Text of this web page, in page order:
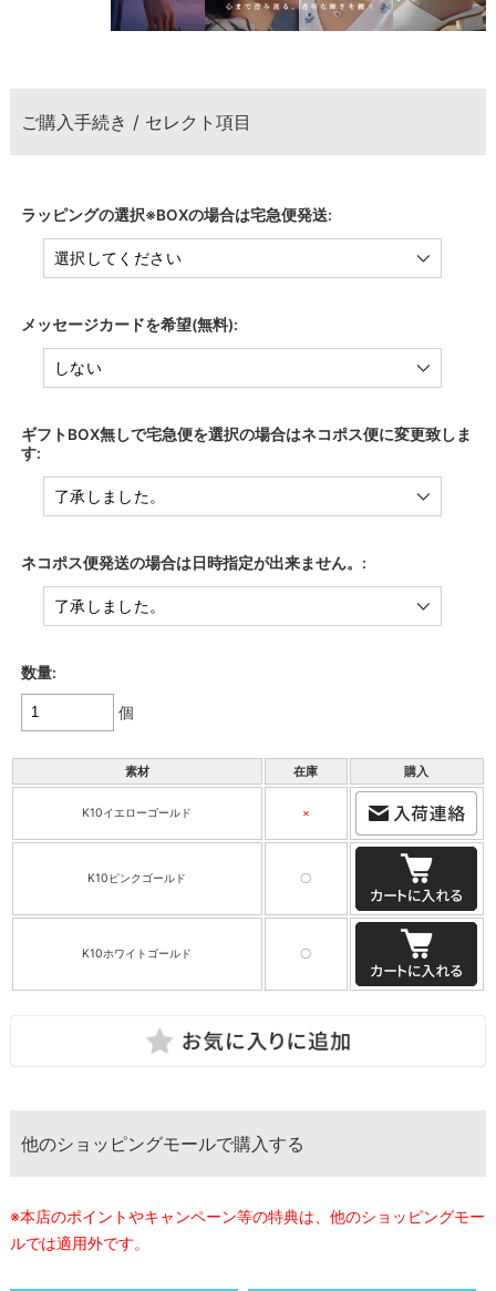
ご購入手続き / セレクト項目
ラッピングの選択※BOXの場合は宅急便発送:
メッセージカードを希望(無料):
ギフトBOX無しで宅急便を選択の場合はネコポス便に変更致しま
す:
ネコポス便発送の場合は日時指定が出来ません。:
数量:
個
素材 在庫 購入
K10イエローゴールド ×
K10ピンクゴールド 〇
K10ホワイトゴールド 〇
他のショッピングモールで購入する
※本店のポイントやキャンペーン等の特典は、他のショッピングモー
ルでは適用外です。